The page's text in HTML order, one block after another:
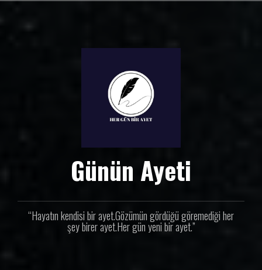
Günün Ayeti
“Hayatın kendisi bir ayet.Gözümün gördüğü göremediği her
şey birer ayet.Her gün yeni bir ayet.”